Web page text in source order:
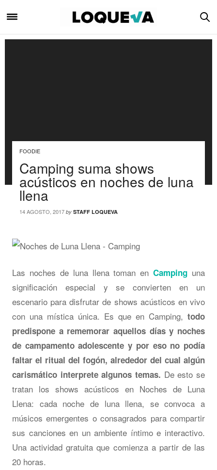
FOODIE
Camping suma shows
acústicos en noches de luna
llena
14 AGOSTO, 2017 by STAFF LOQUEVA
Las noches de luna llena toman enCamping una
significación especial y se convierten en un
escenario para disfrutar de shows acústicos en vivo
con una mística única. Es que en Camping, todo
predispone a rememorar aquellos días y noches
de campamento adolescente y por eso no podía
faltar el ritual del fogón, alrededor del cual algún
carismático interprete algunos temas. De esto se
tratan los shows acústicos en Noches de Luna
Llena: cada noche de luna llena, se convoca a
músicos emergentes o consagrados para compartir
sus canciones en un ambiente íntimo e interactivo.
Una actividad gratuita que comienza a partir de las
20 horas.